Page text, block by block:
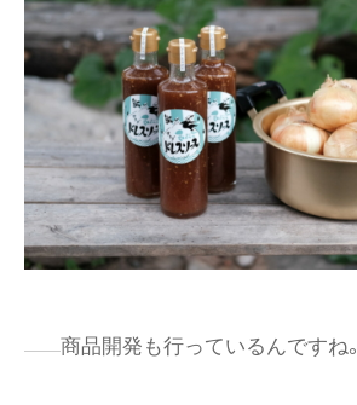
商品開発も行っているんですね。